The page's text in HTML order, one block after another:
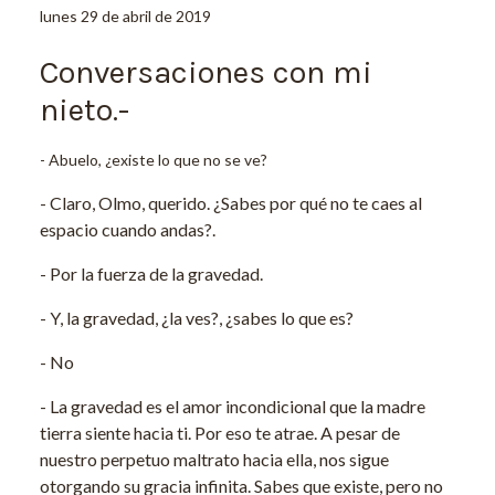
lunes 29 de abril de 2019
Conversaciones con mi
nieto.-
- Abuelo, ¿existe lo que no se ve?
- Claro, Olmo, querido. ¿Sabes por qué no te caes al
espacio cuando andas?.
- Por la fuerza de la gravedad.
- Y, la gravedad, ¿la ves?, ¿sabes lo que es?
- No
- La gravedad es el amor incondicional que la madre
tierra siente hacia ti. Por eso te atrae. A pesar de
nuestro perpetuo maltrato hacia ella, nos sigue
otorgando su gracia infinita. Sabes que existe, pero no